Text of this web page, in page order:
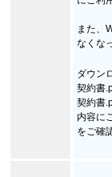
また、
なくな
ダウン
契約書
契約書
内容に
をご確